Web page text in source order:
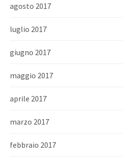
agosto 2017
luglio 2017
giugno 2017
maggio 2017
aprile 2017
marzo 2017
febbraio 2017